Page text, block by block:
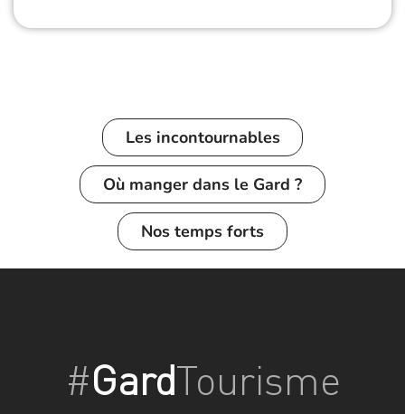
Les incontournables
Où manger dans le Gard ?
Nos temps forts
#GardTourisme